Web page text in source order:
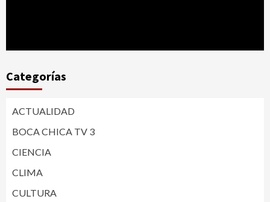
Categorías
ACTUALIDAD
BOCA CHICA TV 3
CIENCIA
CLIMA
CULTURA